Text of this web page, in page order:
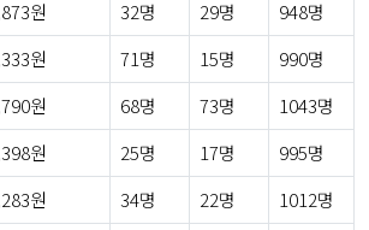
원 32명 29명
948명
원 71명 15명
990명
원 68명 73명
1043명
원 25명 17명
995명
원 34명 22명
1012명